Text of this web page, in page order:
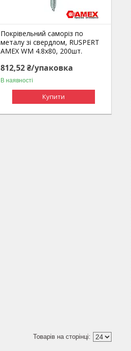
Покрівельний саморіз по
металу зі свердлом, RUSPERT
AMEX WM 4.8x80, 200шт.
812,52 ₴/упаковка
В наявності
Купити